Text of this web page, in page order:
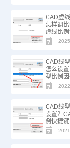
CAD虚
怎样调
虚线比
CAD线
怎么设
型比例
骤
CAD线
设置？
例快捷键